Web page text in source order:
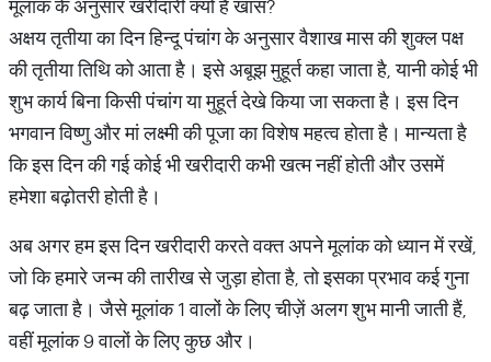
मूलांक के अनुसार खरीदारी क्यों है खास?
अक्षय तृतीया का दिन हिन्दू पंचांग के अनुसार वैशाख मास की शुक्ल पक्ष
की तृतीया तिथि को आता है। इसे अबूझ मुहूर्त कहा जाता है, यानी कोई भी
शुभ कार्य बिना किसी पंचांग या मुहूर्त देखे किया जा सकता है। इस दिन
भगवान विष्णु और मां लक्ष्मी की पूजा का विशेष महत्व होता है। मान्यता है
कि इस दिन की गई कोई भी खरीदारी कभी खत्म नहीं होती और उसमें
हमेशा बढ़ोतरी होती है।
अब अगर हम इस दिन खरीदारी करते वक्त अपने मूलांक को ध्यान में रखें,
जो कि हमारे जन्म की तारीख से जुड़ा होता है, तो इसका प्रभाव कई गुना
बढ़ जाता है। जैसे मूलांक 1 वालों के लिए चीज़ें अलग शुभ मानी जाती हैं,
वहीं मूलांक 9 वालों के लिए कुछ और।